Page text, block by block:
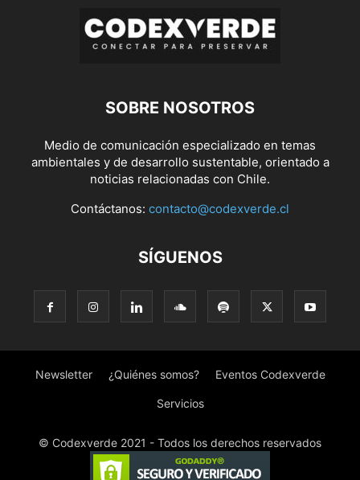
SOBRE NOSOTROS
Medio de comunicación especializado en temas
ambientales y de desarrollo sustentable, orientado a
noticias relacionadas con Chile.
Contáctanos: contacto@codexverde.cl
SÍGUENOS
Newsletter ¿Quiénes somos? Eventos Codexverde
Servicios
© Codexverde 2021 - Todos los derechos reservados